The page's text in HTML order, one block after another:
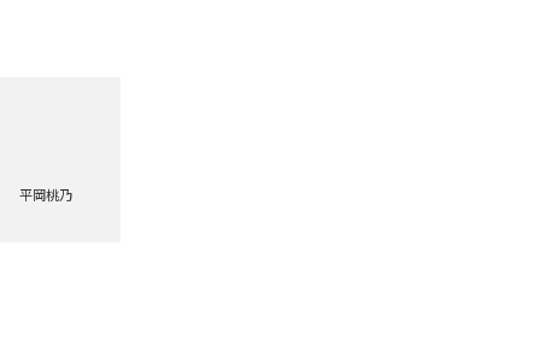
平岡桃乃